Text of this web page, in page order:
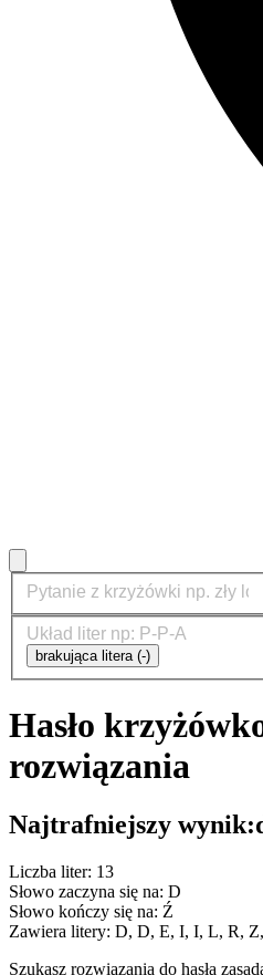
brakująca litera (-)
Hasło
rozwiązania
Najtrafniejszy wynik:
Liczba liter: 13
Słowo zaczyna się na: D
Słowo kończy się na: Ź
Zawiera litery: D, D, E, I, I, L, R,
Szukasz rozwiązania do hasła